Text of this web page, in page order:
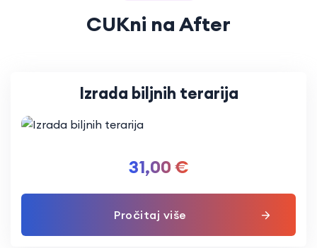
CUKni na After
Izrada biljnih terarija
31,00 €
Pročitaj više